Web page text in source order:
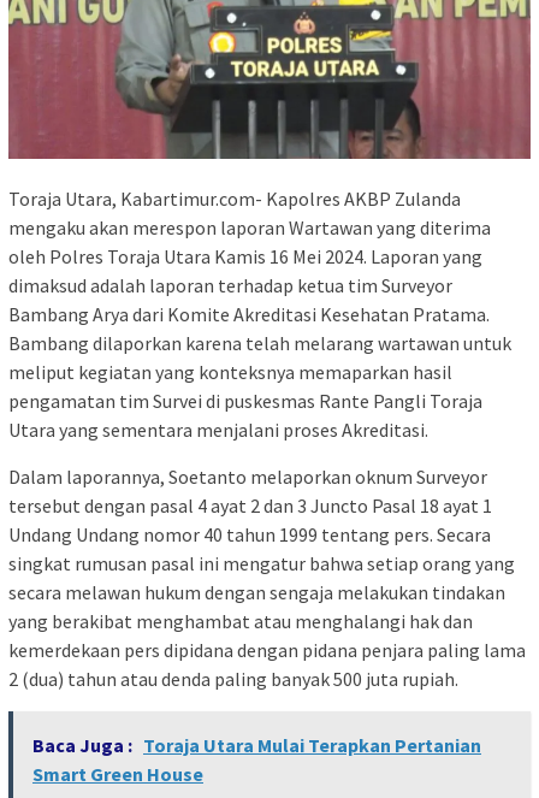
Toraja Utara, Kabartimur.com- Kapolres AKBP Zulanda
mengaku akan merespon laporan Wartawan yang diterima
oleh Polres Toraja Utara Kamis 16 Mei 2024. Laporan yang
dimaksud adalah laporan terhadap ketua tim Surveyor
Bambang Arya dari Komite Akreditasi Kesehatan Pratama.
Bambang dilaporkan karena telah melarang wartawan untuk
meliput kegiatan yang konteksnya memaparkan hasil
pengamatan tim Survei di puskesmas Rante Pangli Toraja
Utara yang sementara menjalani proses Akreditasi.
Dalam laporannya, Soetanto melaporkan oknum Surveyor
tersebut dengan pasal 4 ayat 2 dan 3 Juncto Pasal 18 ayat 1
Undang Undang nomor 40 tahun 1999 tentang pers. Secara
singkat rumusan pasal ini mengatur bahwa setiap orang yang
secara melawan hukum dengan sengaja melakukan tindakan
yang berakibat menghambat atau menghalangi hak dan
kemerdekaan pers dipidana dengan pidana penjara paling lama
2 (dua) tahun atau denda paling banyak 500 juta rupiah.
Baca Juga : Toraja Utara Mulai Terapkan Pertanian
Smart Green House